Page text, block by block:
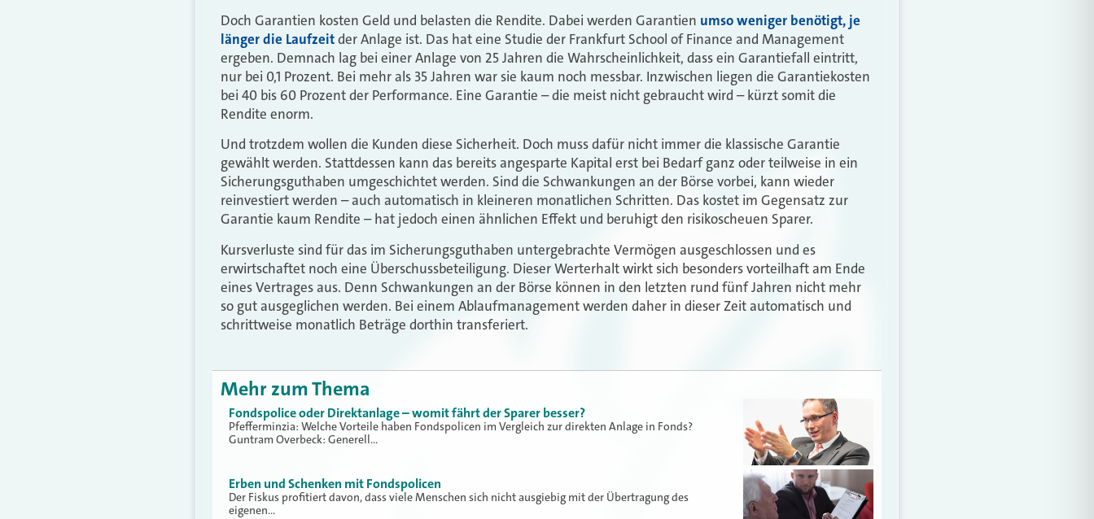
Doch Garantien kosten Geld und belasten die Rendite. Dabei werden Garantien umso weniger benötigt, je
länger die Laufzeitder Anlage ist. Das hat eine Studie der Frankfurt School of Finance and Management
ergeben. Demnach lag bei einer Anlage von 25 Jahren die Wahrscheinlichkeit, dass ein Garantiefall eintritt,
nur bei 0,1 Prozent. Bei mehr als 35 Jahren war sie kaum noch messbar. Inzwischen liegen die Garantiekosten
bei 40 bis 60 Prozent der Performance. Eine Garantie – die meist nicht gebraucht wird – kürzt somit die
Rendite enorm.
Und trotzdem wollen die Kunden diese Sicherheit. Doch muss dafür nicht immer die klassische Garantie
gewählt werden. Stattdessen kann das bereits angesparte Kapital erst bei Bedarf ganz oder teilweise in ein
Sicherungsguthaben umgeschichtet werden. Sind die Schwankungen an der Börse vorbei, kann wieder
reinvestiert werden – auch automatisch in kleineren monatlichen Schritten. Das kostet im Gegensatz zur
Garantie kaum Rendite – hat jedoch einen ähnlichen Effekt und beruhigt den risikoscheuen Sparer.
Kursverluste sind für das im Sicherungsguthaben untergebrachte Vermögen ausgeschlossen und es
erwirtschaftet noch eine Überschussbeteiligung. Dieser Werterhalt wirkt sich besonders vorteilhaft am Ende
eines Vertrages aus. Denn Schwankungen an der Börse können in den letzten rund fünf Jahren nicht mehr
so gut ausgeglichen werden. Bei einem Ablaufmanagement werden daher in dieser Zeit automatisch und
schrittweise monatlich Beträge dorthin transferiert.
Mehr zum Thema
Fondspolice oder Direktanlage – womit fährt der Sparer besser?
Pfefferminzia: Welche Vorteile haben Fondspolicen im Vergleich zur direkten Anlage in Fonds?
Guntram Overbeck: Generell…
Erben und Schenken mit Fondspolicen
Der Fiskus profitiert davon, dass viele Menschen sich nicht ausgiebig mit der Übertragung des
eigenen…